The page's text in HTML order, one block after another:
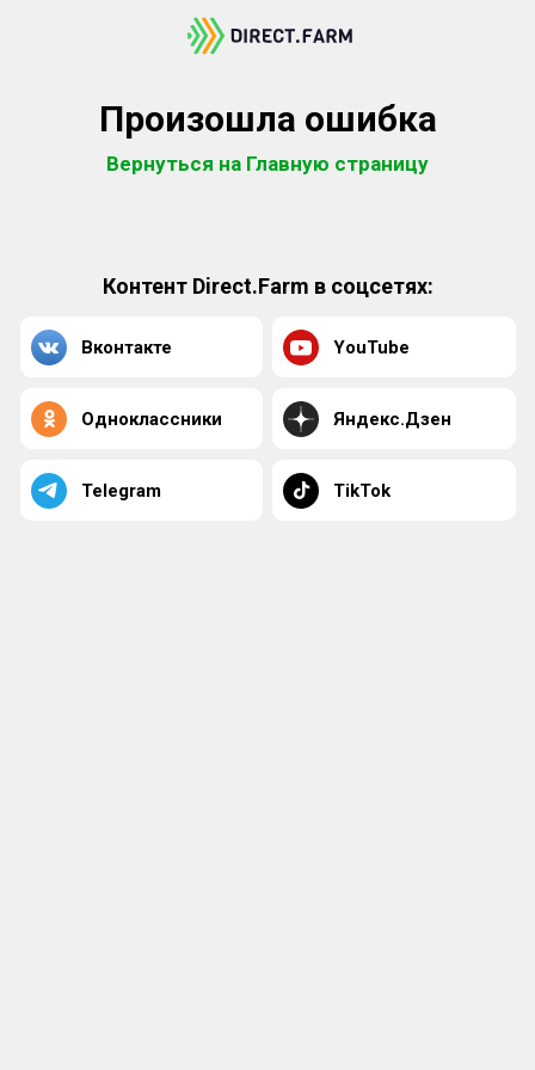
Произошла ошибка
Вернуться на Главную страницу
Контент Direct.Farm в соцсетях:
Вконтакте YouTube
Одноклассники Яндекс.Дзен
Telegram TikTok